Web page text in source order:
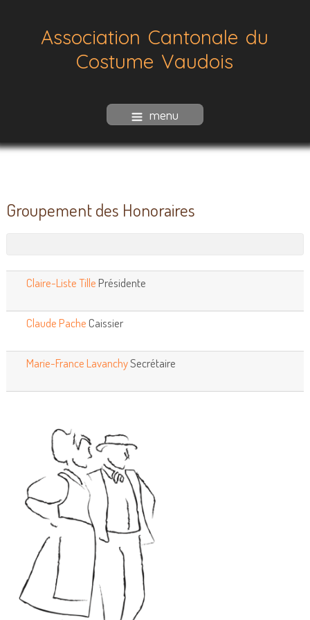
Association Cantonale du
Costume Vaudois
menu
Groupement des Honoraires
Claire-Liste Tille Présidente
Claude PacheCaissier
Marie-France LavanchySecrétaire